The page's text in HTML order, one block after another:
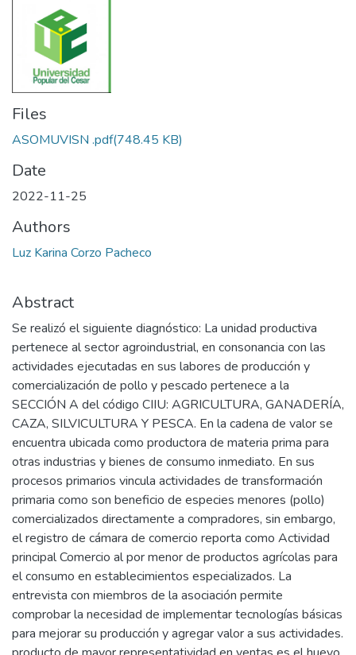
Files
ASOMUVISN .pdf(748.45 KB)
Date
2022-11-25
Authors
Luz Karina Corzo Pacheco
Abstract
Se realizó el siguiente diagnóstico: La unidad productiva
pertenece al sector agroindustrial, en consonancia con las
actividades ejecutadas en sus labores de producción y
comercialización de pollo y pescado pertenece a la
SECCIÓN A del código CIIU: AGRICULTURA, GANADERÍA,
CAZA, SILVICULTURA Y PESCA. En la cadena de valor se
encuentra ubicada como productora de materia prima para
otras industrias y bienes de consumo inmediato. En sus
procesos primarios vincula actividades de transformación
primaria como son beneficio de especies menores (pollo)
comercializados directamente a compradores, sin embargo,
el registro de cámara de comercio reporta como Actividad
principal Comercio al por menor de productos agrícolas para
el consumo en establecimientos especializados. La
entrevista con miembros de la asociación permite
comprobar la necesidad de implementar tecnologías básicas
para mejorar su producción y agregar valor a sus actividades.